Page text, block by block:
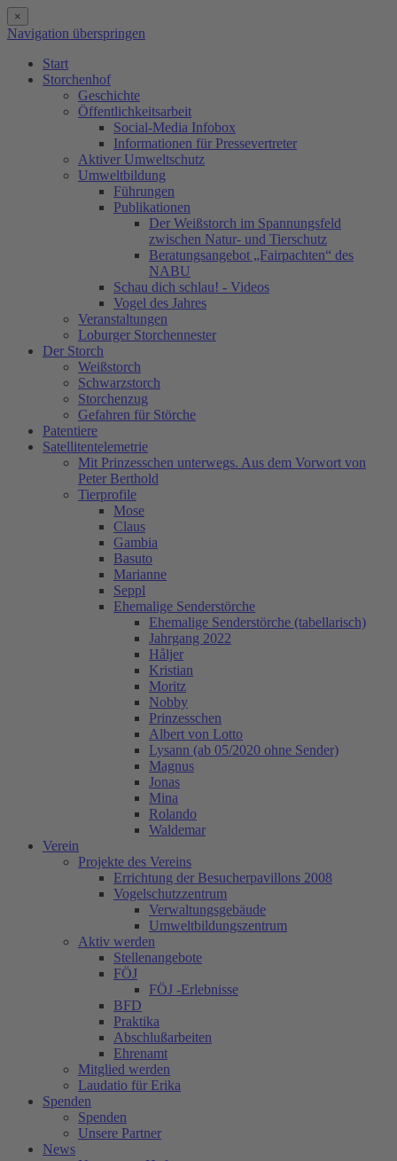
×
Navigation überspringen
Start
Storchenhof
Geschichte
Öffentlichkeitsarbeit
Social-Media Infobox
Informationen für Pressevertreter
Aktiver Umweltschutz
Umweltbildung
Führungen
Publikationen
Der Weißstorch im Spannungsfeld
zwischen Natur- und Tierschutz
Beratungsangebot „Fairpachten“ des
NABU
Schau dich schlau! - Videos
Vogel des Jahres
Veranstaltungen
Loburger Storchennester
Der Storch
Weißstorch
Schwarzstorch
Storchenzug
Gefahren für Störche
Patentiere
Satellitentelemetrie
Mit Prinzesschen unterwegs. Aus dem Vorwort von
Peter Berthold
Tierprofile
Mose
Claus
Gambia
Basuto
Marianne
Seppl
Ehemalige Senderstörche
Ehemalige Senderstörche (tabellarisch)
Jahrgang 2022
Håljer
Kristian
Moritz
Nobby
Prinzesschen
Albert von Lotto
Lysann (ab 05/2020 ohne Sender)
Magnus
Jonas
Mina
Rolando
Waldemar
Verein
Projekte des Vereins
Errichtung der Besucherpavillons 2008
Vogelschutzzentrum
Verwaltungsgebäude
Umweltbildungszentrum
Aktiv werden
Stellenangebote
FÖJ
FÖJ -Erlebnisse
BFD
Praktika
Abschlußarbeiten
Ehrenamt
Mitglied werden
Laudatio für Erika
Spenden
Spenden
Unsere Partner
News